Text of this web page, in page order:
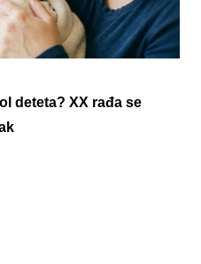
deteta? XX rađa se